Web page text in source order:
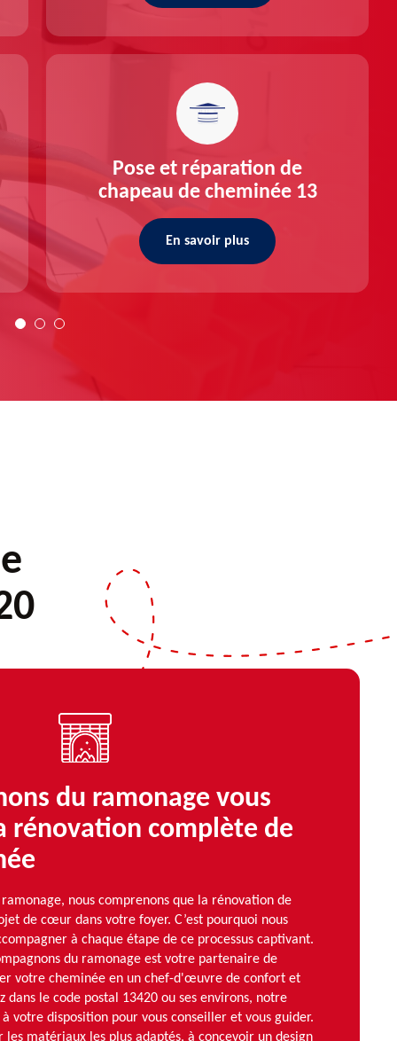
Pose et réparation de
chapeau de cheminée 13
En savoir plus
du ramonage vous
rénovation complète de
ramonage, nous comprenons que la rénovation de
de cœur dans votre foyer. C’est pourquoi nous
à chaque étape de ce processus captivant.
du ramonage est votre partenaire de
votre cheminée en un chef-d'œuvre de confort et
dans le code postal 13420 ou ses environs, notre
votre disposition pour vous conseiller et vous guider.
les matériaux les plus adaptés, à concevoir un design